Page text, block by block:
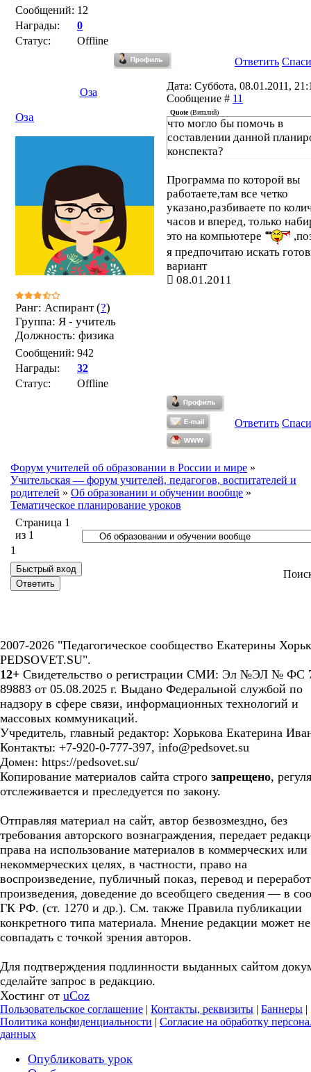
Сообщений: 12
Награды:
0
Статус:
Offline
Ответить
Оза
Дата: Суббота, 08.01.2011,
Сообщение # 11
Оза
Ранг: Аспирант (?)
Группа: Я - учитель
Должность: физика
Сообщений: 942
Награды:
32
Статус:
Offline
Quote(Виталий)
что могло бы помочь в
составлении данной
конспекта?
Программа по которой вы
работаете,там все четко
указано,разбиваете по
часов и вперед, только
это на компьютере
я предпочитаю искать
вариант
08.01.2011
Ответить
Форум учителей об образовании в России и мире »
Учительская — форум учителей, педагогов, воспитателей и
родителей » Об образовании и обучении вообще »
Тематическое планирование уроков
Страница 1
из 1
1
2007-2026 "Педагогическое сообщество Екатерины
PEDSOVET.SU".
12+ Свидетельство о регистрации СМИ: Эл №ЭЛ № ФС
89883 от 05.08.2025 г. Выдано Федеральной службой по
надзору в сфере связи, информационных технологий и
массовых коммуникаций.
Учредитель, главный редактор: Хорькова Екатерина
Контакты: +7-920-0-777-397, info@pedsovet.su
Домен: https://pedsovet.su/
Копирование материалов сайта строго запрещено,
отслеживается и преследуется по закону.
Отправляя материал на сайт, автор безвозмездно, без
требования авторского вознаграждения, передает
права на использование материалов в коммерческих или
некоммерческих целях, в частности, право на
воспроизведение, публичный показ, перевод и
произведения, доведение до всеобщего сведения — в
ГК РФ. (ст. 1270 и др.). См. также Правила публикации
конкретного типа материала. Мнение редакции может не
совпадать с точкой зрения авторов.
Для подтверждения подлинности выданных сайтом
сделайте запрос в редакцию.
Хостинг от uCoz
Пользовательское соглашение | Контакты, реквизиты | Баннеры |
Политика конфиденциальности | Согласие на обработку
данных
Опубликовать урок